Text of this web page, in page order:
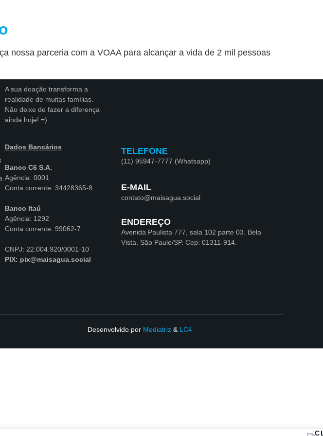
nossa parceria com a VOAA para alcançar a vida de 2 mil pessoas
A sua doação transforma a
realidade de muitas famílias.
Não deixe de fazer a diferença
ainda hoje! =)
Dados Bancários
Banco C6 S.A.
Agência: 0001
Conta corrente: 34428365-8
Banco Itaú
Agência: 1292
Conta corrente: 99062-7
CNPJ: 22.004.920/0001-10
PIX: pix@maisagua.social
TELEFONE
(11) 95947-7777 (Whatsapp)
E-MAIL
contato@maisagua.social
ENDEREÇO
Avenida Paulista 777, sala 102 parte 03. Bela
Vista. São Paulo/SP. Cep: 01311-914.
Desenvolvido por Mediatriz& LC4